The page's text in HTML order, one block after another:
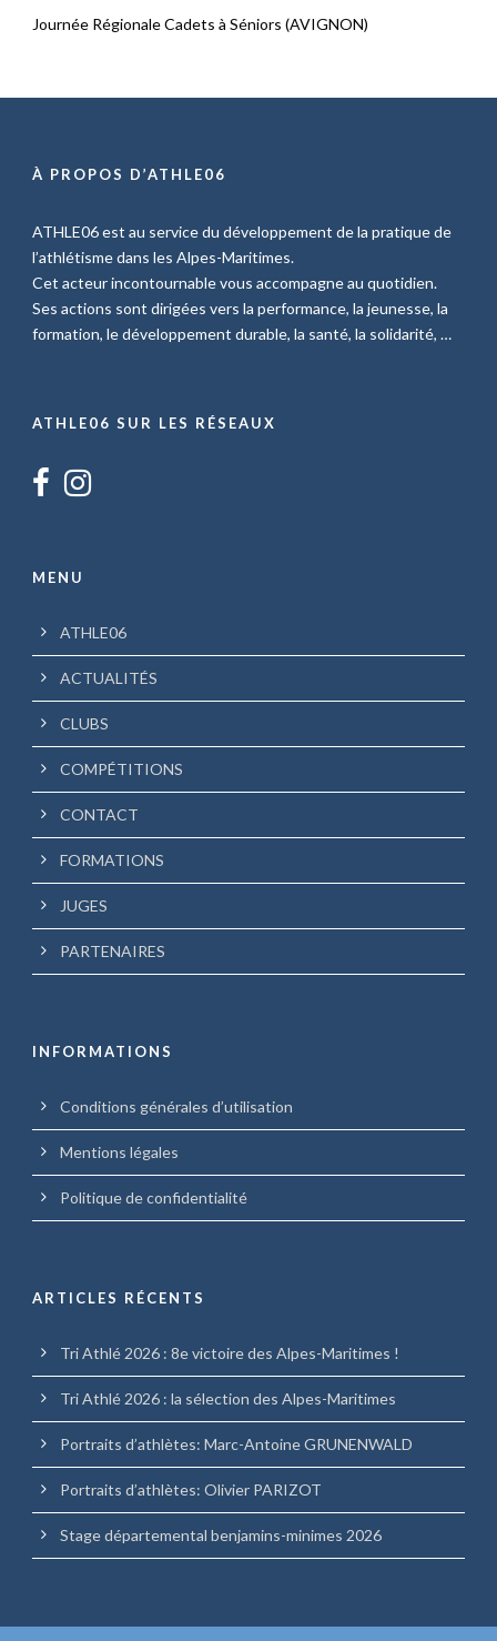
Journée Régionale Cadets à Séniors (AVIGNON)
À PROPOS D’ATHLE06
ATHLE06 est au service du développement de la pratique de
l’athlétisme dans les Alpes-Maritimes.
Cet acteur incontournable vous accompagne au quotidien.
Ses actions sont dirigées vers la performance, la jeunesse, la
formation, le développement durable, la santé, la solidarité, …
ATHLE06 SUR LES RÉSEAUX
MENU
ATHLE06
ACTUALITÉS
CLUBS
COMPÉTITIONS
CONTACT
FORMATIONS
JUGES
PARTENAIRES
INFORMATIONS
Conditions générales d’utilisation
Mentions légales
Politique de confidentialité
ARTICLES RÉCENTS
Tri Athlé 2026 : 8e victoire des Alpes-Maritimes !
Tri Athlé 2026 : la sélection des Alpes-Maritimes
Portraits d’athlètes: Marc-Antoine GRUNENWALD
Portraits d’athlètes: Olivier PARIZOT
Stage départemental benjamins-minimes 2026